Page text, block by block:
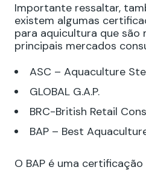
Importante ressaltar,
existem algumas
para aquicultura que são
principais mercados
ASC – Aquaculture
GLOBAL G.A.P.
BRC-British Retail
BAP – Best
O BAP é uma